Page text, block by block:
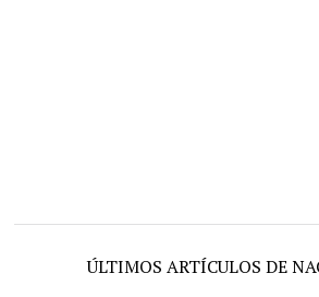
ÚLTIMOS ARTÍCULOS DE